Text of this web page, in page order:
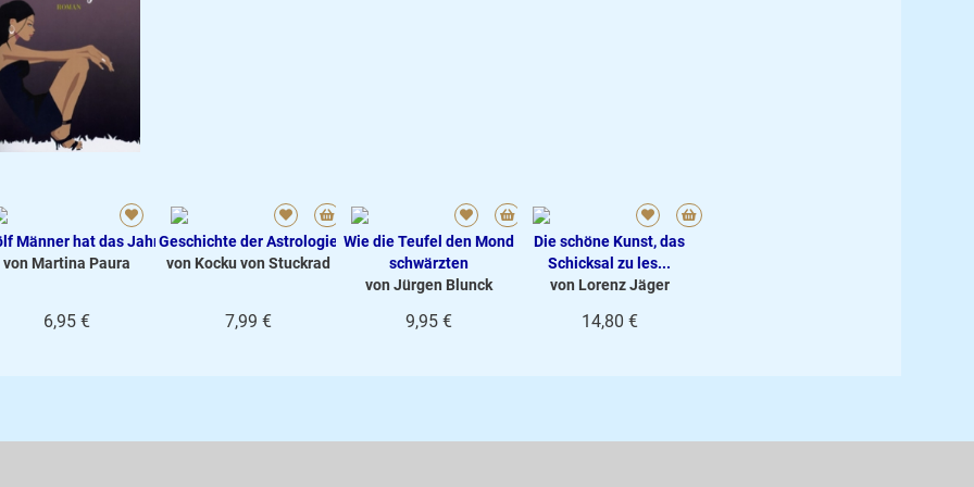
Männer hat das Jahr
von Martina Paura
6,95 €
Geschichte der Astrologie
von Kocku von Stuckrad
7,99 €
Wie die Teufel den Mond
schwärzten
von Jürgen Blunck
9,95 €
Die schöne Kunst, das
Schicksal zu les...
von Lorenz Jäger
14,80 €